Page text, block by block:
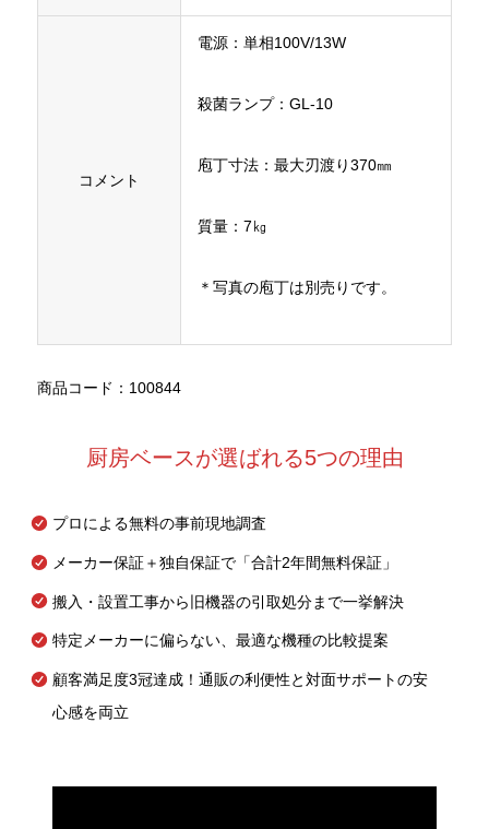
コメント
電源：単相100V/13W
殺菌ランプ：GL-10
庖丁寸法：最大刃渡り370㎜
質量：7㎏
＊写真の庖丁は別売りです。
商品コード：100844
厨房ベースが選ばれる5つの理由
プロによる無料の事前現地調査
メーカー保証＋独自保証で「合計2年間無料保証」
搬入・設置工事から旧機器の引取処分まで一挙解決
特定メーカーに偏らない、最適な機種の比較提案
顧客満足度3冠達成！通販の利便性と対面サポートの安
心感を両立